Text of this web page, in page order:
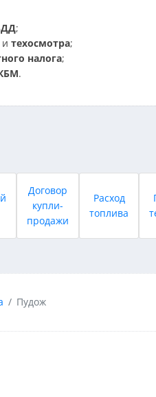
;
и техосмотра;
налога;
.
Договор
купли-
продажи
Расход
топлива
Пудож